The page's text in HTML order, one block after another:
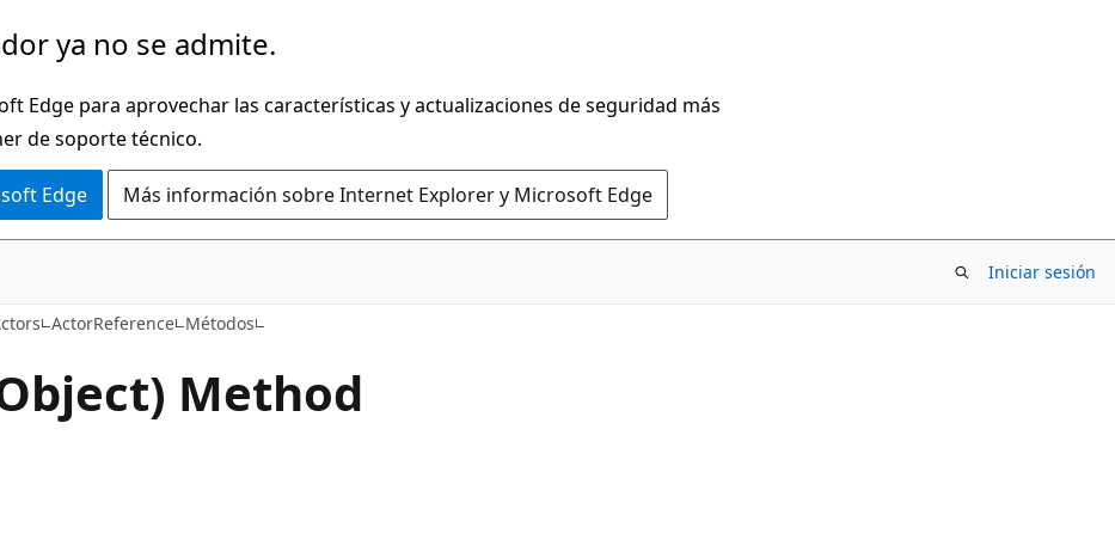
ya no se admite.
Edge para aprovechar las características y actualizaciones de seguridad más
de soporte técnico.
Edge Más información sobre Internet Explorer y Microsoft Edge
Iniciar sesión
ActorReference Métodos
Method